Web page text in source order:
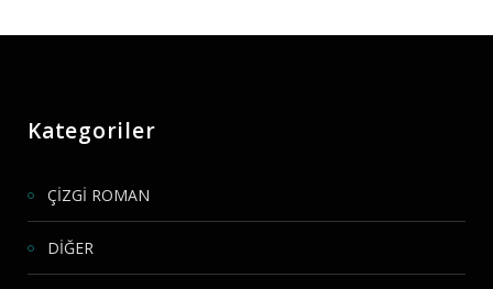
Kategoriler
ÇİZGİ ROMAN
DİĞER